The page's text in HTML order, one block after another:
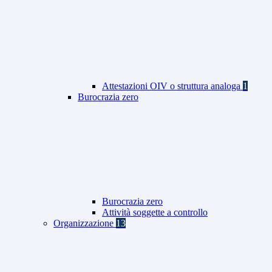
Attestazioni OIV o struttura analoga 1
Burocrazia zero
Burocrazia zero
Attività soggette a controllo
Organizzazione 13